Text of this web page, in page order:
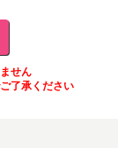
せん
了承ください